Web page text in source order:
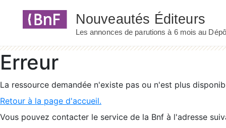
Erreur
La ressource demandée n'existe pas ou n'est plus
Retour à la page d'accueil.
Vous pouvez contacter le service de la Bnf à l'adresse